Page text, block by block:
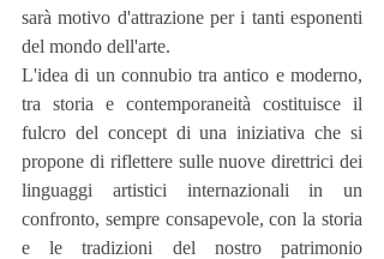
sarà motivo d'attrazione per i tanti esponenti
del mondo dell'arte.
L'idea di un connubio tra antico e moderno,
tra storia e contemporaneità costituisce il
fulcro del concept di una iniziativa che si
propone di riflettere sulle nuove direttrici dei
linguaggi artistici internazionali in un
confronto, sempre consapevole, con la storia
e le tradizioni del nostro patrimonio